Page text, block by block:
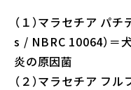
（１）マラセチア パ
s / NBRC 10064）＝
炎の原因菌
（２）マラセチア フ